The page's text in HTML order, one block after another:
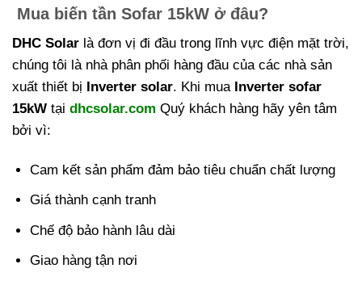
Mua biến tần Sofar 15kW ở đâu?
DHC Solar là đơn vị đi đầu trong lĩnh vực điện mặt trời,
chúng tôi là nhà phân phối hàng đầu của các nhà sản
xuất thiết bị Inverter solar. Khi mua Inverter sofar
15kW tại dhcsolar.com Quý khách hàng hãy yên tâm
bởi vì:
Cam kết sản phẩm đảm bảo tiêu chuẩn chất lượng
Giá thành cạnh tranh
Chế độ bảo hành lâu dài
Giao hàng tận nơi